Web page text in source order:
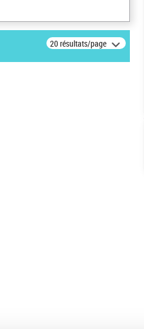
20 résultats/page